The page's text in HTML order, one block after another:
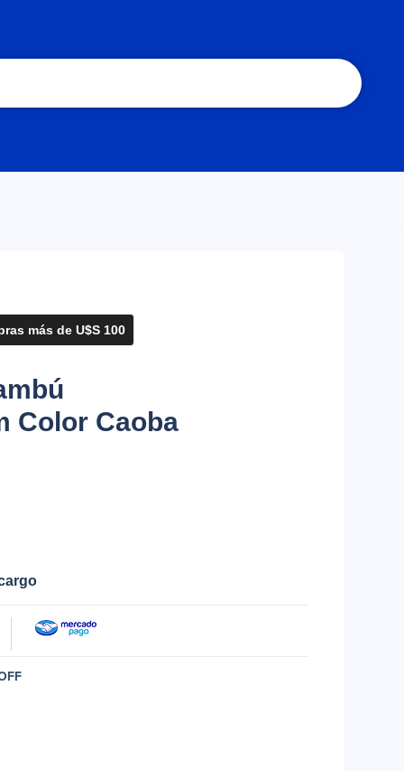
más de U$S 100
Color Caoba